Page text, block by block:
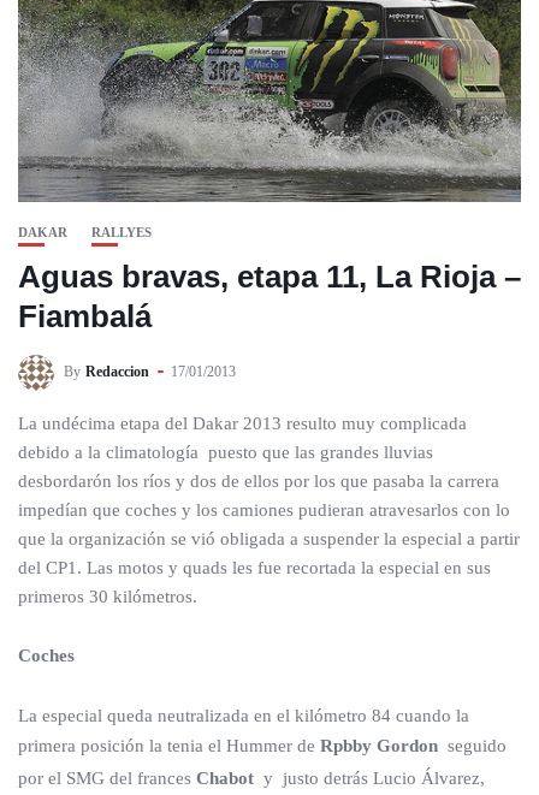
DAKAR RALLYES
Aguas bravas, etapa 11, La Rioja –
Fiambalá
By Redaccion 17/01/2013
La undécima etapa del Dakar 2013 resulto muy complicada
debido a la climatología puesto que las grandes lluvias
desbordarón los ríos y dos de ellos por los que pasaba la carrera
impedían que coches y los camiones pudieran atravesarlos con lo
que la organización se vió obligada a suspender la especial a partir
del CP1. Las motos y quads les fue recortada la especial en sus
primeros 30 kilómetros.
Coches
La especial queda neutralizada en el kilómetro 84 cuando la
primera posición la tenia el Hummer de Rpbby Gordon seguido
por el SMG del frances Chabot y justo detrás Lucio Álvarez,